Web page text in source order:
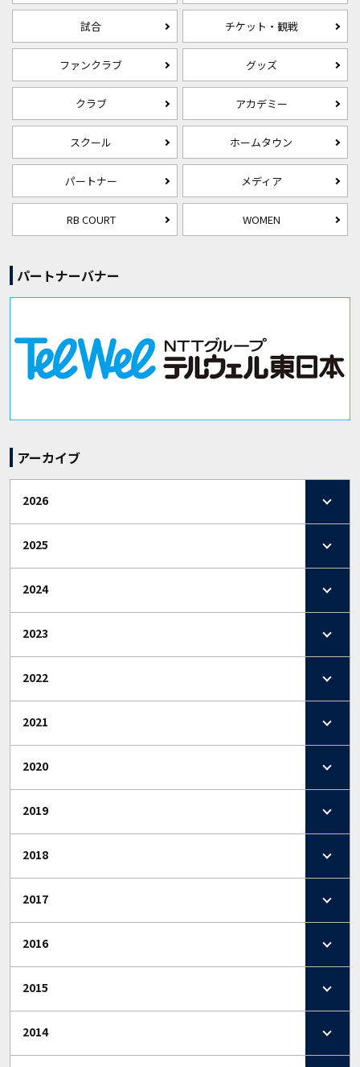
試合 チケット・観戦
ファンクラブ グッズ
クラブ アカデミー
スクール ホームタウン
パートナー メディア
RB COURT WOMEN
パートナーバナー
アーカイブ
2026
2025
2024
2023
2022
2021
2020
2019
2018
2017
2016
2015
2014